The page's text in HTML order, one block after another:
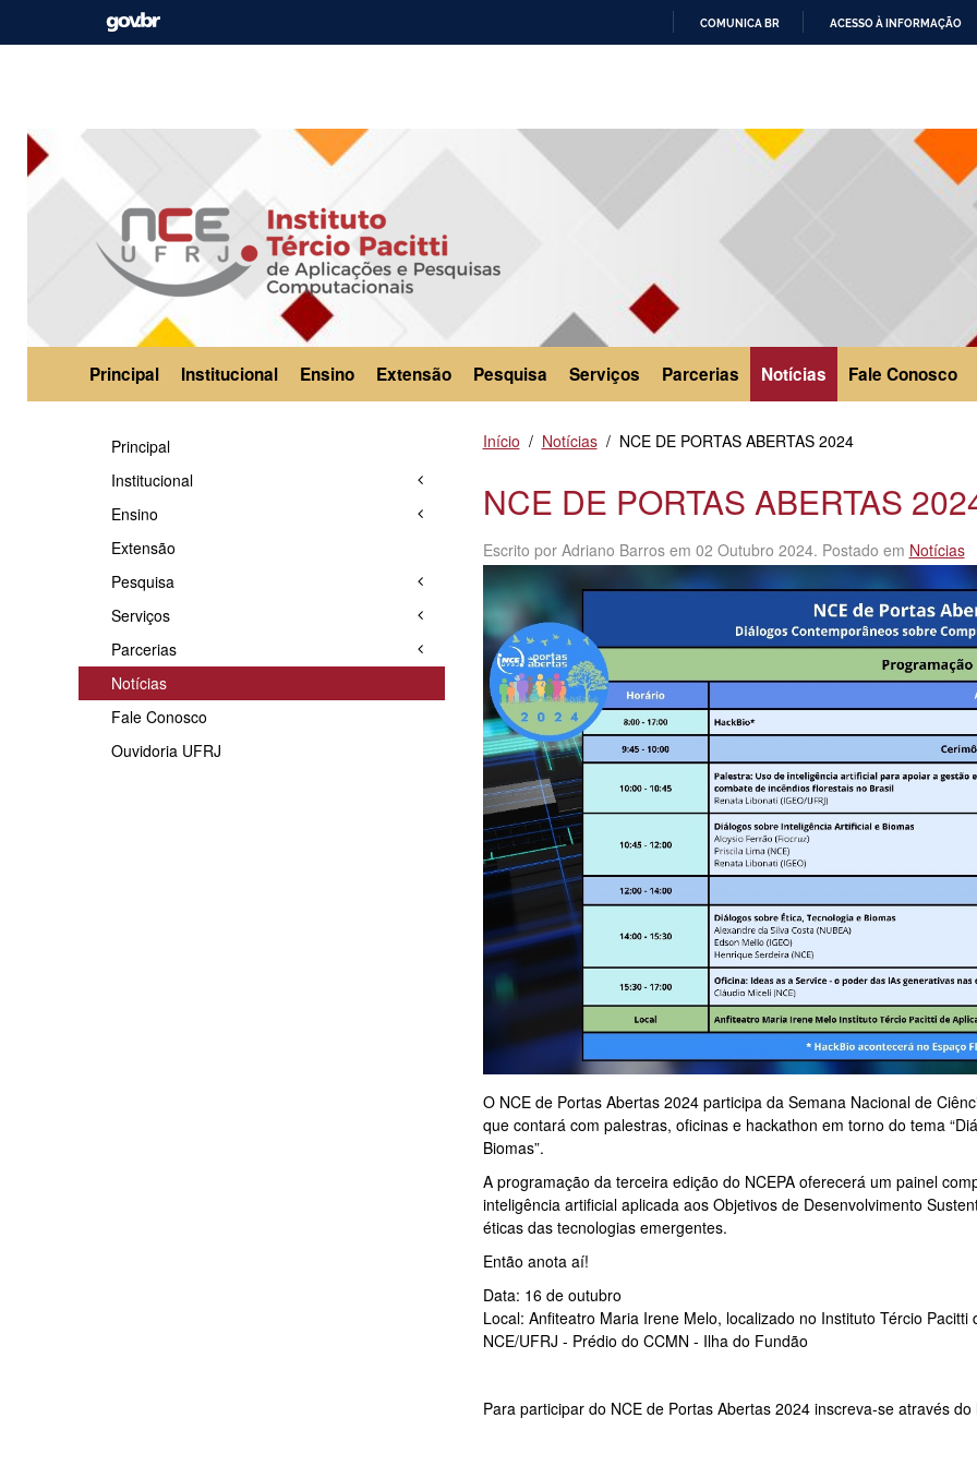
COMUNICA BR ACESSO À INFORMAÇÃO
Principal Institucional Ensino Extensão Pesquisa Serviços Parcerias Notícias Fale Conosco
Início Notícias NCE DE PORTAS ABERTAS 2024
NCE DE PORTAS ABERTAS
Escrito por Adriano Barros em 02 Outubro 2024. Postado em Notícias
O NCE de Portas Abertas 2024 participa da Semana Nacional de
que contará com palestras, oficinas e hackathon em torno do tema
Biomas”.
A programação da terceira edição do NCEPA oferecerá um painel
inteligência artificial aplicada aos Objetivos de Desenvolvimento
éticas das tecnologias emergentes.
Então anota aí!
Data: 16 de outubro
Local: Anfiteatro Maria Irene Melo, localizado no Instituto Tércio
NCE/UFRJ - Prédio do CCMN - Ilha do Fundão
Para participar do NCE de Portas Abertas 2024 inscreva-se através
Principal
Institucional
Ensino
Extensão
Pesquisa
Serviços
Parcerias
Notícias
Fale Conosco
Ouvidoria UFRJ